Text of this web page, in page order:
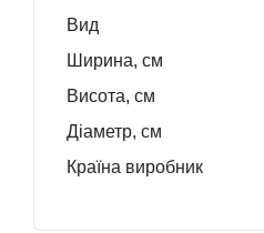
Вид
Ширина, см
Висота, см
Діаметр, см
Країна виробник